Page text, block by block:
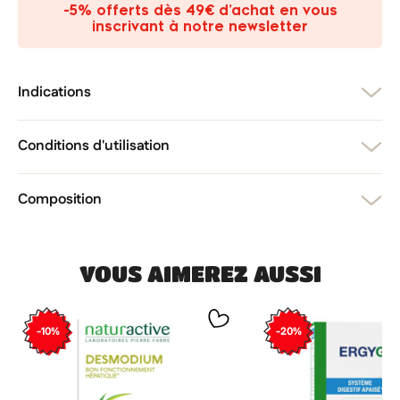
-5% offerts dès 49€ d’achat en vous
inscrivant à notre newsletter
Indications
Conditions d'utilisation
Composition
VOUS AIMEREZ AUSSI
-10% -20%